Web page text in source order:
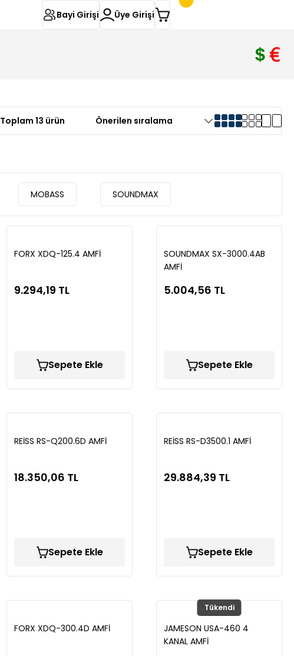
Bayi Girişi Üye Girişi
Toplam 13 ürün
MOBASS SOUNDMAX
FORX XDQ-125.4 AMFİ
9.294,19 TL
Sepete Ekle
SOUNDMAX SX-3000.4AB
AMFİ
5.004,56 TL
Sepete Ekle
REİSS RS-Q200.6D AMFİ
18.350,06 TL
Sepete Ekle
REİSS RS-D3500.1 AMFİ
29.884,39 TL
Sepete Ekle
FORX XDQ-300.4D AMFİ
Tükendi
JAMESON USA-460 4
KANAL AMFİ